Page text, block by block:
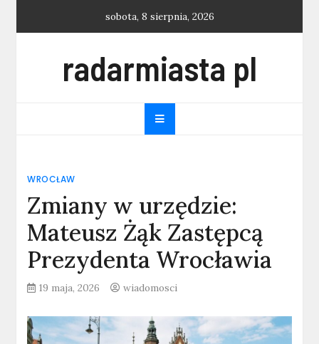
sobota, 8 sierpnia, 2026
radarmiasta pl
WROCŁAW
Zmiany w urzędzie:
Mateusz Żąk Zastępcą
Prezydenta Wrocławia
19 maja, 2026 wiadomosci